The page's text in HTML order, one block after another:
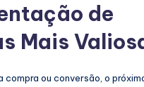
de
Mais
compra ou conversão, o